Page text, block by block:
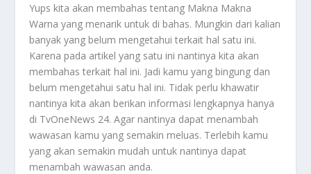
Yups kita akan membahas tentang Makna Makna
Warna yang menarik untuk di bahas. Mungkin dari kalian
banyak yang belum mengetahui terkait hal satu ini.
Karena pada artikel yang satu ini nantinya kita akan
membahas terkait hal ini. Jadi kamu yang bingung dan
belum mengetahui satu hal ini. Tidak perlu khawatir
nantinya kita akan berikan informasi lengkapnya hanya
di TvOneNews 24. Agar nantinya dapat menambah
wawasan kamu yang semakin meluas. Terlebih kamu
yang akan semakin mudah untuk nantinya dapat
menambah wawasan anda.